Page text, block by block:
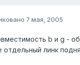
7 мая, 2005
b и g -
линк